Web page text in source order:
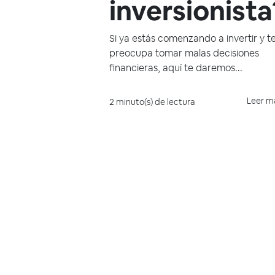
Si ya estás comenzando a invertir y
preocupa tomar malas decisiones
financieras, aquí te daremos...
2 minuto(s) de lectura Leer